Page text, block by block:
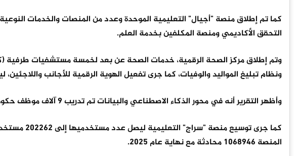
كما تم إطلاق منصة "أجيال" التعليمية الموحدة وعدد من المنصات والخدمات
التحقق الأكاديمي ومنصة المكلفين بخدمة العلم.
وتم إطلاق مركز الصحة الرقمية، خدمات الصحة عن بعد لخمسة مستشفيات طرفية
ونظام تبليغ المواليد والوفيات، كما جرى تفعيل الهوية الرقمية للأجانب واللاجئين، ليبلغ
وأظهر التقرير أنه في محور الذكاء الاصطناعي والبيانات تم تدريب 9 آلاف موظف حكومي في مجال الذكاء الاصطناعي حتى كانون الأول 2025.
كما جرى
المنصة 1068946 محادثة مع نهاية عام 2025.